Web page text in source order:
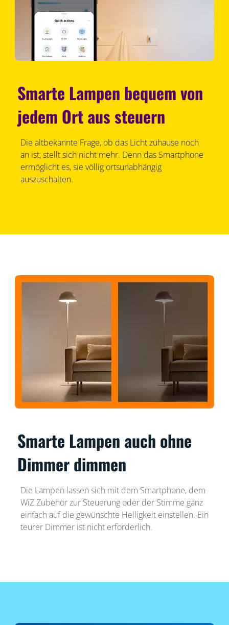
Smarte Lampen bequem von
jedem Ort aus steuern
Die altbekannte Frage, ob das Licht zuhause noch
an ist, stellt sich nicht mehr. Denn das Smartphone
ermöglicht es, sie völlig ortsunabhängig
auszuschalten.
Smarte Lampen auch ohne
Dimmer dimmen
Die Lampen lassen sich mit dem Smartphone, dem
WiZ Zubehör zur Steuerung oder der Stimme ganz
einfach auf die gewünschte Helligkeit einstellen. Ein
teurer Dimmer ist nicht erforderlich.